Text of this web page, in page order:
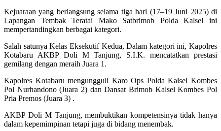
Kejuaraan yang berlangsung selama tiga hari (17–19 Juni 2025) di
Lapangan Tembak Teratai Mako Satbrimob Polda Kalsel ini
mempertandingkan berbagai kategori.
Salah satunya Kelas Eksekutif Kedua, Dalam kategori ini, Kapolres
Kotabaru AKBP Doli M Tanjung, S.I.K. mencatatkan prestasi
gemilang dengan meraih Juara 1.
Kapolres Kotabaru mengungguli Karo Ops Polda Kalsel Kombes
Pol Nurhandono (Juara 2) dan Dansat Brimob Kalsel Kombes Pol
Pria Premos (Juara 3) .
AKBP Doli M Tanjung, membuktikan kompetensinya tidak hanya
dalam kepemimpinan tetapi juga di bidang menembak.